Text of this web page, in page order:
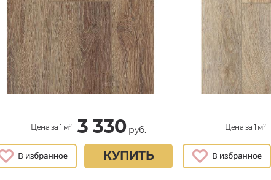
Цена за 1 м² 3 330руб.
КУПИТЬ
Цена за 1 м²